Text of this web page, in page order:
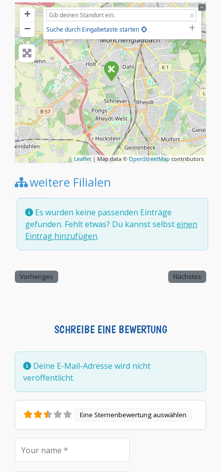
+
−
Suche durch Eingabetaste starten
Leaflet | Map data © OpenStreetMap contributors
weitere Filialen
Es wurden keine passenden Einträge
gefunden. Fehlt etwas? Du kannst selbsteinen
Eintrag hinzufügen.
Vorheriges Nächstes
SCHREIBE EINE BEWERTUNG
Deine E-Mail-Adresse wird nicht
veröffentlicht.
Eine Sternenbewertung auswählen